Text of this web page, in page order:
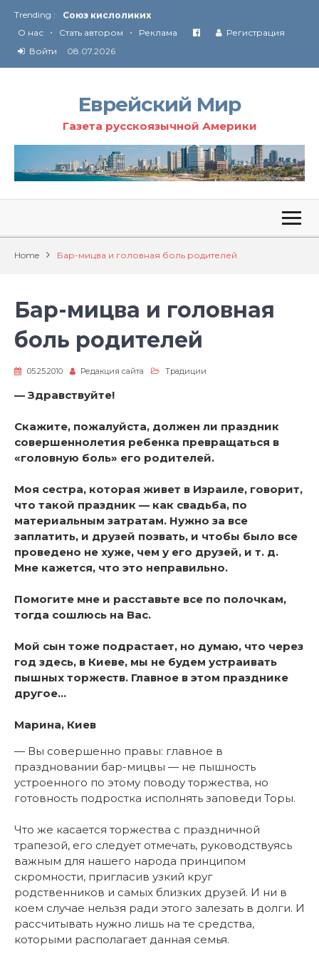
Trending :
Соглашение США с Ираном
Технология Революции в Иране
О нас • Стать автором • Реклама
Регистрация
Войти
08.07.2026
Еврейский Мир
Газета русскоязычной Америки
Home Бар-мицва и головная боль родителей
Бар-мицва и головная
боль родителей
05.25.2010 Редакция сайта Традиции
— Здравствуйте!
Скажите, пожалуйста, должен ли праздник
совершеннолетия ребенка превращаться в
«головную боль» его родителей.
Моя сестра, которая живет в Израиле, говорит,
что такой праздник — как свадьба, по
материальным затратам. Нужно за все
заплатить, и друзей позвать, и чтобы было все
проведено не хуже, чем у его друзей, и т. д.
Мне кажется, что это неправильно.
Помогите мне и расставьте все по полочкам,
тогда сошлюсь на Вас.
Мой сын тоже подрастает, но думаю, что через
год здесь, в Киеве, мы не будем устраивать
пышных торжеств. Главное в этом празднике
другое…
Марина, Киев
— Вы совершенно правы: главное в
праздновании бар-мицвы — не пышность
устроенного по этому поводу торжества, но
готовность подростка исполнять заповеди Торы.
Что же касается торжества с праздничной
трапезой, его следует отмечать, руководствуясь
важным для нашего народа принципом
скромности, пригласив узкий круг
родственников и самых близких друзей. И ни в
коем случае нельзя ради этого залезать в долги. И
рассчитывать нужно лишь на те средства,
которыми располагает данная семья.